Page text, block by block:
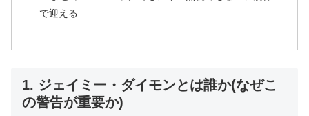
で迎える
1. ジェイミー・ダイモンとは誰か(なぜこ
の警告が重要か)